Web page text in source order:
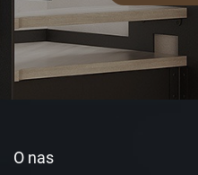
O nas